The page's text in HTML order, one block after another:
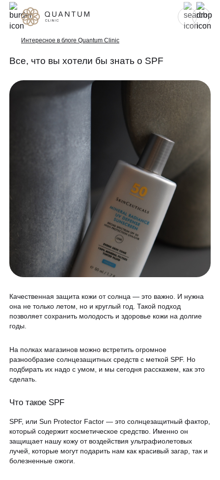
Для женщин
Консультативный приём
Аппаратная косметология
Эстетическая косметология
Эндокринология
Лазерная эпиляция
Массаж и обёртывание
Проблемы
Специалисты
Программа лояльности
QC Магазин
Вакансии
Оборудование
Программа лояльности
СМИ о нас
Блог
Образование
Контакты
8 800 775 40 40
Интересное в блоге Quantum Clinic
Все, что вы хотели бы знать о SPF
Качественная защита кожи от солнца — это важно. И нужна
она не только летом, но и круглый год. Такой подход
позволяет сохранить молодость и здоровье кожи на долгие
годы.
На полках магазинов можно встретить огромное
разнообразие солнцезащитных средств с меткой SPF. Но
подбирать их надо с умом, и мы сегодня расскажем, как это
сделать.
Что такое SPF
SPF, или Sun Protector Factor — это солнцезащитный фактор,
который содержит косметическое средство. Именно он
защищает нашу кожу от воздействия ультрафиолетовых
лучей, которые могут подарить нам как красивый загар, так и
болезненные ожоги.